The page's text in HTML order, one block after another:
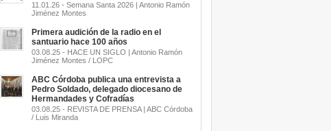
11.01.26 - Semana Santa 2026 | Antonio Ramón
Jiménez Montes
Primera audición de la radio en el
santuario hace 100 años
03.08.25 - HACE UN SIGLO | Antonio Ramón
Jiménez Montes / LOPC
ABC Córdoba publica una entrevista a
Pedro Soldado, delegado diocesano de
Hermandades y Cofradías
03.08.25 - REVISTA DE PRENSA | ABC Córdoba
/ Luis Miranda